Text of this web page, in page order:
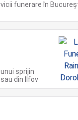
funerare în
sprijin
din Ilfov